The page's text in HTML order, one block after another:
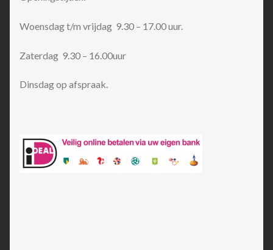
Woensdag t/m vrijdag 9.30 – 17.00 uur.
Zaterdag 9.30 – 16.00uur
Dinsdag op afspraak.